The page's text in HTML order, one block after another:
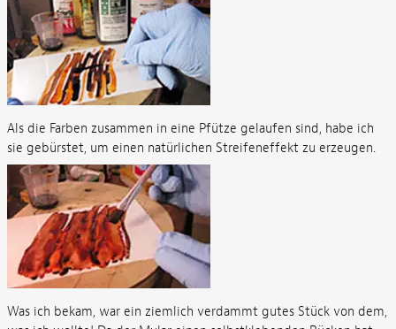
Als die Farben zusammen in eine Pfütze gelaufen sind, habe ich
sie gebürstet, um einen natürlichen Streifeneffekt zu erzeugen.
Was ich bekam, war ein ziemlich verdammt gutes Stück von dem,